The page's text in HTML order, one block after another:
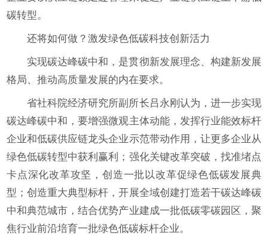
碳转型。
还将如何做？激发绿色低碳科技创新活力
实现碳达峰碳中和，是贯彻新发展理念、构建新发展
格局、推动高质量发展的内在要求。
省社科院经济研究所副所长吕永刚认为，进一步实现
碳达峰碳中和，要增强微观主体动能，发挥行业能效标杆
企业和低碳供应链龙头企业示范带动作用，让更多企业从
绿色低碳转型中获利赢利；强化关键改革突破，找准堵点
卡点深化改革攻坚，创造一批以改革促绿色低碳发展典
型；创造重大典型标杆，开展全域创建打造若干碳达峰碳
中和典范城市，结合优势产业建成一批低碳零碳园区，聚
焦行业前沿培育一批绿色低碳标杆企业。